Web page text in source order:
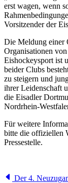
erst wagen, wenn
Vorsitzender der
Die Meldung einer
Organisationen
Eishockeysport ist
beider Clubs
zu steigern und
ihrer Leidenschaft
die Eisadler
Nordrhein-
Für weitere
bitte die offiziellen
Pressestelle.
Der 4.